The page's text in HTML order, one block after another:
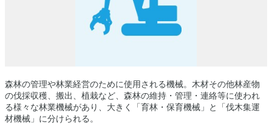
森林の管理や林業経営のために使用される機械。木材その他林産物
の伐採収穫、搬出、植栽など、森林の維持・管理・連絡等に使われ
る様々な林業機械があり、大きく「育林・保育機械」と「伐木集運
材機械」に分けられる。